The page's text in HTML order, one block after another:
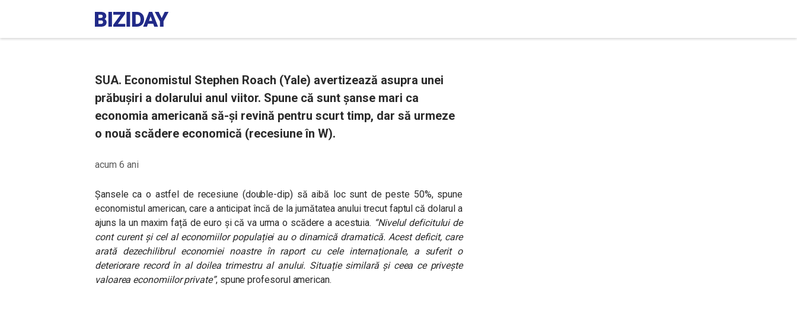
SUA. Economistul Stephen Roach (Yale) avertizează asupra unei
prăbușiri a dolarului anul viitor. Spune că sunt șanse mari ca
economia americană să-și revină pentru scurt timp, dar să urmeze
o nouă scădere economică (recesiune în W).
acum 6 ani
Șansele ca o astfel de recesiune (double-dip) să aibă loc sunt de peste 50%, spune
economistul american, care a anticipat încă de la jumătatea anului trecut faptul că dolarul a
ajuns la un maxim față de euro și că va urma o scădere a acestuia. “Nivelul deficitului de
cont curent și cel al economiilor populației au o dinamică dramatică. Acest deficit, care
arată dezechilibrul economiei noastre în raport cu cele internaționale, a suferit o
deteriorare record în al doilea trimestru al anului. Situație similară și ceea ce privește
valoarea economiilor private”, spune profesorul american.